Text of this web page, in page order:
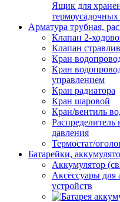
Ящик для
термоусадочных
Арматура трубная,
Клапан 2-
Клапан
Кран
Кран
управлением
Кран радиатора
Кран шаровой
Кран/вентиль
Распределитель
давления
Термостат/
Батарейки,
Аккумулятор
Аксессуары для
устройств